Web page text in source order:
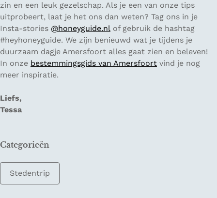
zin en een leuk gezelschap. Als je een van onze tips
uitprobeert, laat je het ons dan weten? Tag ons in je
Insta-stories @honeyguide.nl of gebruik de hashtag
#heyhoneyguide. We zijn benieuwd wat je tijdens je
duurzaam dagje Amersfoort alles gaat zien en beleven!
In onze bestemmingsgids van Amersfoort vind je nog
meer inspiratie.
Liefs,
Tessa
Categorieën
Stedentrip